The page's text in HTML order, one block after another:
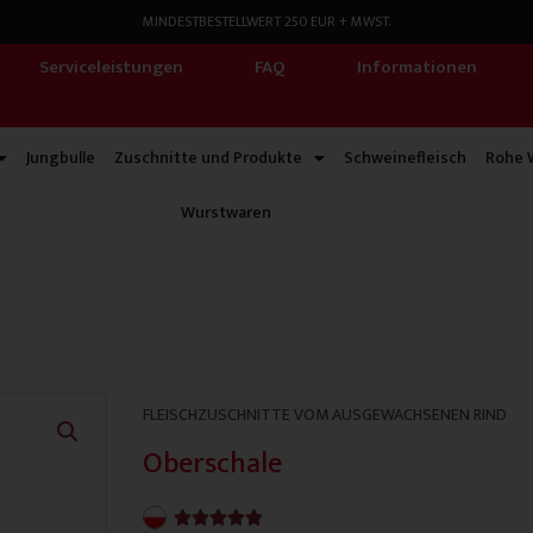
MINDESTBESTELLWERT 250 EUR + MWST.
Serviceleistungen FAQ Informationen
Jungbulle Zuschnitte und Produkte Schweinefleisch
Rohe
Wurstwaren
FLEISCHZUSCHNITTE VOM AUSGEWACHSENEN RIND
Oberschale
